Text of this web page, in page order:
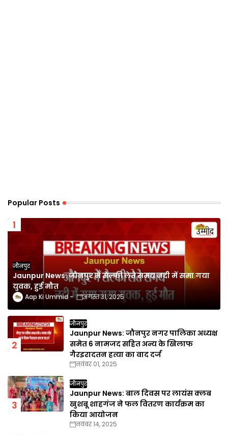
Popular Posts
जौनपुर
Jaunpur News: जौनपुर में सेल्फी लेते समय नदी में समा गया
युवक, हुई मौत
Aap Ki Ummid अगस्त 31, 2025
जौनपुर
Jaunpur News: जौनपुर नगर पालिका अध्यक्ष
समेत 6 नामजद सहित अन्य के खिलाफ
गैरइरादतन हत्या का वाद दर्ज
नवंबर 01, 2025
जौनपुर
Jaunpur News: बाल दिवस पर लायंस क्लब
खुशबू शाहगंज ने फल वितरण कार्यक्रम का
किया आयोजन
नवंबर 14, 2025